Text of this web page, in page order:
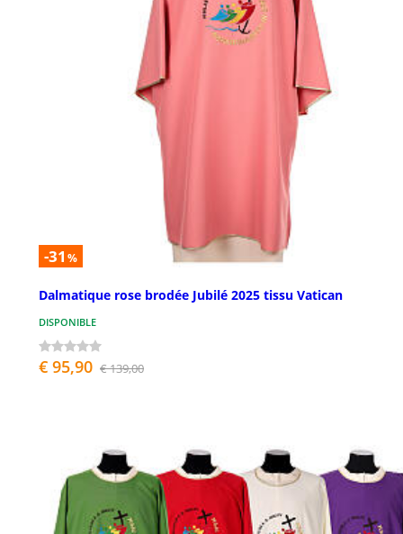
-31 %
Dalmatique rose brodée Jubilé 2025 tissu Vatican
DISPONIBLE
€ 95,90 € 139,00